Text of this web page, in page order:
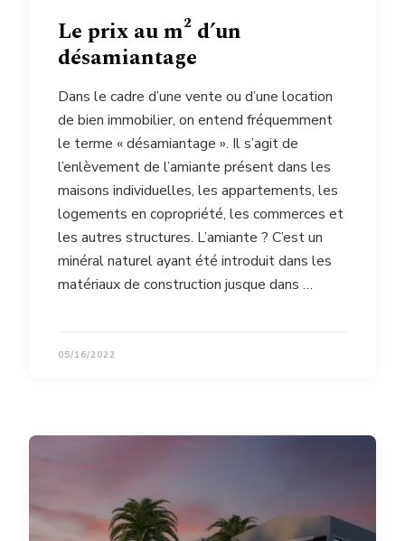
Le prix au m² d’un
désamiantage
Dans le cadre d’une vente ou d’une location
de bien immobilier, on entend fréquemment
le terme « désamiantage ». Il s’agit de
l’enlèvement de l’amiante présent dans les
maisons individuelles, les appartements, les
logements en copropriété, les commerces et
les autres structures. L’amiante ? C’est un
minéral naturel ayant été introduit dans les
matériaux de construction jusque dans …
05/16/2022